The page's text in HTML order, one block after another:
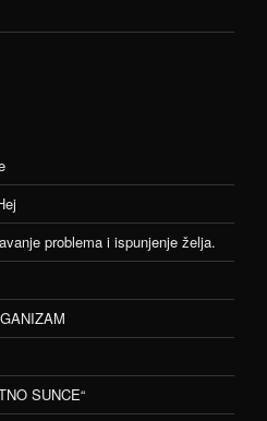
problema i ispunjenje želja.
SUNCE“